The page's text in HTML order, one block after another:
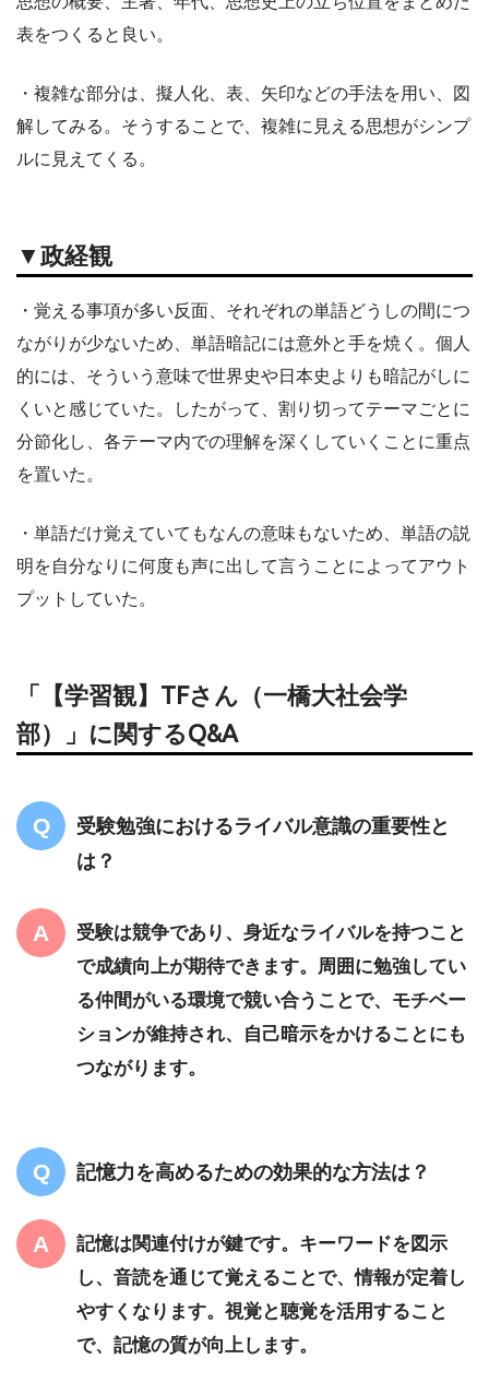
表をつくると良い。
・複雑な部分は、擬人化、表、矢印などの手法を用い、図
解してみる。そうすることで、複雑に見える思想がシンプ
ルに見えてくる。
▼政経観
・覚える事項が多い反面、それぞれの単語どうしの間につ
ながりが少ないため、単語暗記には意外と手を焼く。個人
的には、そういう意味で世界史や日本史よりも暗記がしに
くいと感じていた。したがって、割り切ってテーマごとに
分節化し、各テーマ内での理解を深くしていくことに重点
を置いた。
・単語だけ覚えていてもなんの意味もないため、単語の説
明を自分なりに何度も声に出して言うことによってアウト
プットしていた。
「【学習観】TFさん（一橋大社会学
部）」に関するQ&A
受験勉強におけるライバル意識の重要性と
は？
受験は競争であり、身近なライバルを持つこと
で成績向上が期待できます。周囲に勉強してい
る仲間がいる環境で競い合うことで、モチベー
ションが維持され、自己暗示をかけることにも
つながります。
記憶力を高めるための効果的な方法は？
記憶は関連付けが鍵です。キーワードを図示
し、音読を通じて覚えることで、情報が定着し
やすくなります。視覚と聴覚を活用すること
で、記憶の質が向上します。